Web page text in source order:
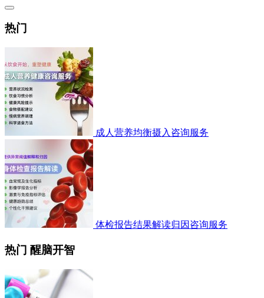
热门
成人营养均衡摄入咨询服务
体检报告结果解读归因咨询服务
热门 醒脑开智